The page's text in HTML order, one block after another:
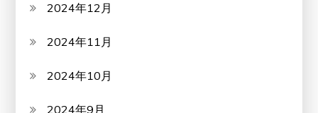
2024年12月
2024年11月
2024年10月
2024年9月